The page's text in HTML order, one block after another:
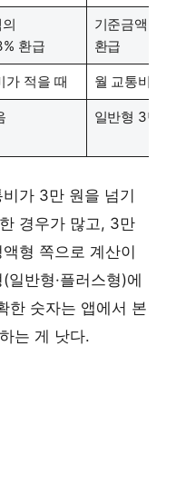
환급
기준금액 초
환급
가 적을 때 월 교통비가
일반형 3만
가 3만 원을 넘기
경우가 많고, 3만
형 쪽으로 계산이
일반형·플러스형)에
한 숫자는 앱에서 본
는 게 낫다.